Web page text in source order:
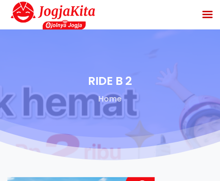
RIDE B2
Home